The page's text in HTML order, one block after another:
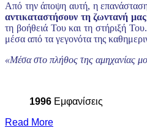
Από την άποψη αυτή, η επανάσταση
αντικαταστήσουν τη ζωντανή
τη βοήθειά Του και τη στήριξή Του.
μέσα από τα γεγονότα της
«Μέσα στο πλήθος της αμηχανίας
1996 Εμφανίσεις
Read More